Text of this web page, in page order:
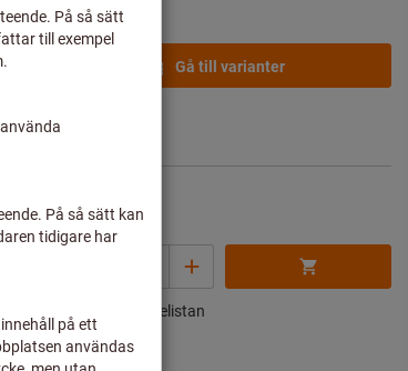
Gå till varianter
Lägg till i önskelistan